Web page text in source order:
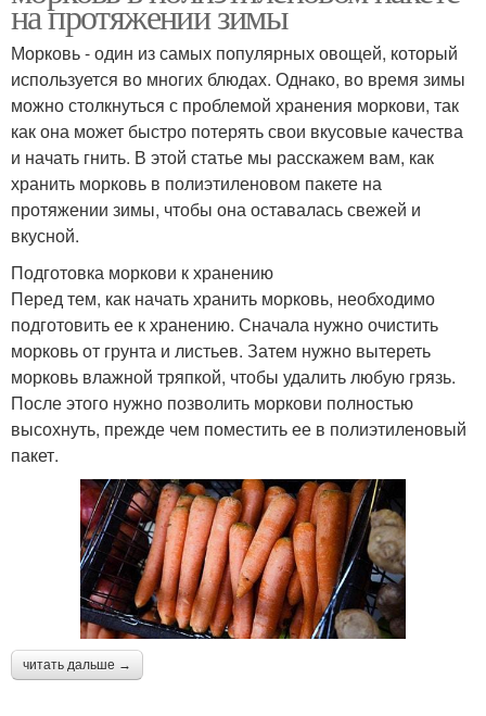
на протяжении зимы
Морковь - один из самых популярных овощей, который
используется во многих блюдах. Однако, во время зимы
можно столкнуться с проблемой хранения моркови, так
как она может быстро потерять свои вкусовые качества
и начать гнить. В этой статье мы расскажем вам, как
хранить морковь в полиэтиленовом пакете на
протяжении зимы, чтобы она оставалась свежей и
вкусной.
Подготовка моркови к хранению
Перед тем, как начать хранить морковь, необходимо
подготовить ее к хранению. Сначала нужно очистить
морковь от грунта и листьев. Затем нужно вытереть
морковь влажной тряпкой, чтобы удалить любую грязь.
После этого нужно позволить моркови полностью
высохнуть, прежде чем поместить ее в полиэтиленовый
пакет.
читать дальше →